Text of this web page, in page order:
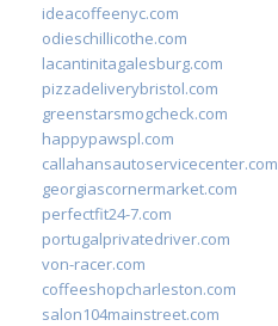
ideacoffeenyc.com
odieschillicothe.com
lacantinitagalesburg.com
pizzadeliverybristol.com
greenstarsmogcheck.com
happypawspl.com
callahansautoservicecenter.com
georgiascornermarket.com
perfectfit24-7.com
portugalprivatedriver.com
von-racer.com
coffeeshopcharleston.com
salon104mainstreet.com